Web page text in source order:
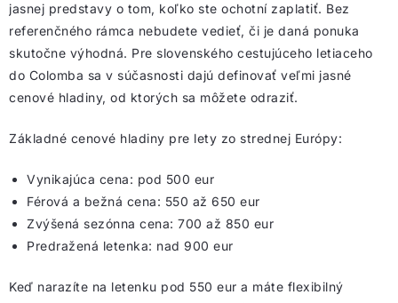
jasnej predstavy o tom, koľko ste ochotní zaplatiť. Bez
referenčného rámca nebudete vedieť, či je daná ponuka
skutočne výhodná. Pre slovenského cestujúceho letiaceho
do Colomba sa v súčasnosti dajú definovať veľmi jasné
cenové hladiny, od ktorých sa môžete odraziť.
Základné cenové hladiny pre lety zo strednej Európy:
Vynikajúca cena: pod 500 eur
Férová a bežná cena: 550 až 650 eur
Zvýšená sezónna cena: 700 až 850 eur
Predražená letenka: nad 900 eur
Keď narazíte na letenku pod 550 eur a máte flexibilný